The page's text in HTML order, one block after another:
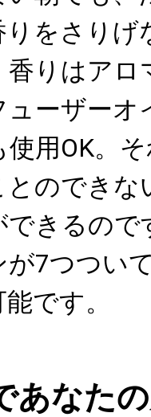
をさりげ
香りはアロ
ーザーオ
用OK。
のできな
きるので
が7つつい
です。
あなた